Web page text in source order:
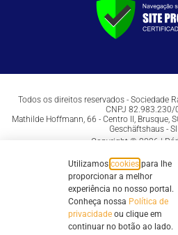
Todos os direitos reservados - Sociedade
CNPJ 82.983.230/
Mathilde Hoffmann, 66 - Centro II, Brusque,
Geschäftshaus -
Copyright © 2026 |
Utilizamos cookies para lhe
proporcionar a melhor
experiência no nosso portal.
Conheça nossa Política de
privacidade ou clique em
continuar no botão ao lado.